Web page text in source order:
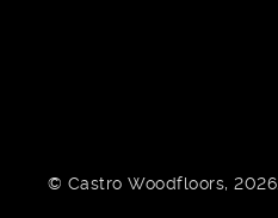
© Castro Woodfloors, 2026.